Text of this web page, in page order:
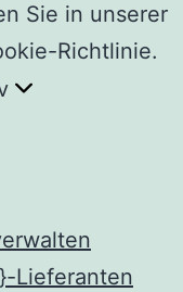
Sie in unserer
Richtlinie.
Lieferanten